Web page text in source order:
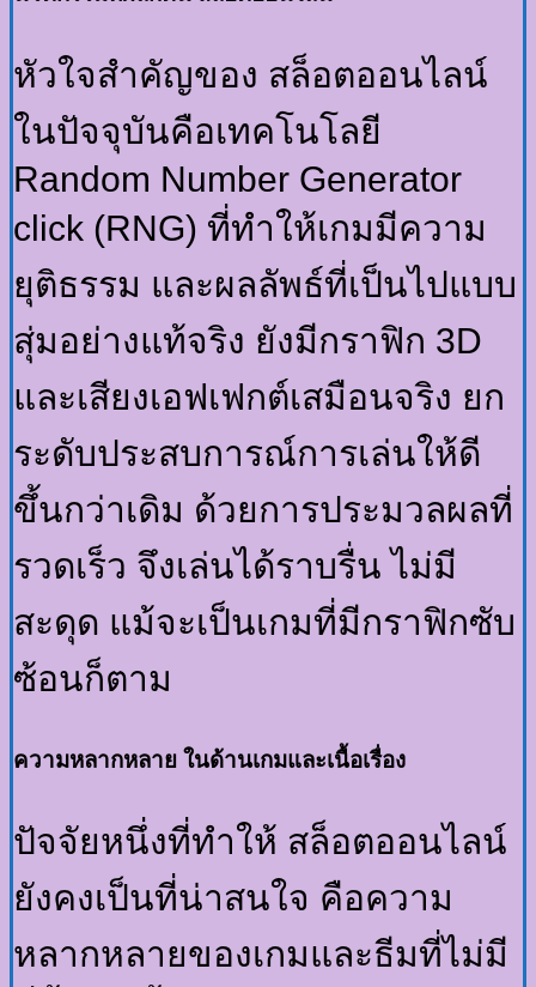
หัวใจสำคัญของ สล็อตออนไลน์
ในปัจจุบันคือเทคโนโลยี
Random Number Generator
click (RNG) ที่ทำให้เกมมีความ
ยุติธรรม และผลลัพธ์ที่เป็นไปแบบ
สุ่มอย่างแท้จริง ยังมีกราฟิก 3D
และเสียงเอฟเฟกต์เสมือนจริง ยก
ระดับประสบการณ์การเล่นให้ดี
ขึ้นกว่าเดิม ด้วยการประมวลผลที่
รวดเร็ว จึงเล่นได้ราบรื่น ไม่มี
สะดุด แม้จะเป็นเกมที่มีกราฟิกซับ
ซ้อนก็ตาม
ความหลากหลาย ในด้านเกมและเนื้อเรื่อง
ปัจจัยหนึ่งที่ทำให้ สล็อตออนไลน์
ยังคงเป็นที่น่าสนใจ คือความ
หลากหลายของเกมและธีมที่ไม่มี